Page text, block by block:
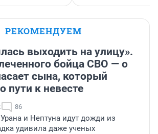
РЕКОМЕНДУЕМ
выходить на улицу».
бойца СВО — о
сына, который
пути к невесте
86
и Нептуна идут дожди из
удивила даже ученых